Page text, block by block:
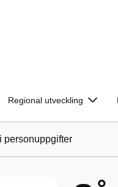
Regional utveckling
personuppgifter